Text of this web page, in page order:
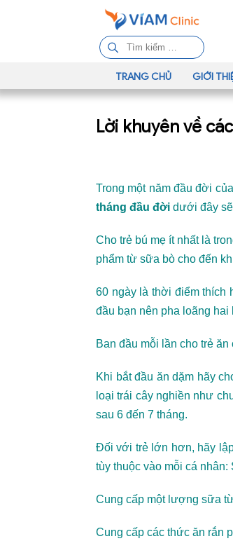
ì
m
k
ế
o
:
TRANG CHỦ GIỚI
Lời khuyên về
Trong một năm đầu đời
tháng đầu đời dưới đây
Cho trẻ bú mẹ ít nhất là
phẩm từ sữa bò cho đến
60 ngày là thời điểm thích
đầu bạn nên pha loãng
Ban đầu mỗi lần cho trẻ
Khi bắt đầu ăn dặm hãy
loại trái cây nghiền như
sau 6 đến 7 tháng.
Đối với trẻ lớn hơn, hãy
tùy thuộc vào mỗi cá
Cung cấp một lượng sữa
Cung cấp các thức ăn rắn